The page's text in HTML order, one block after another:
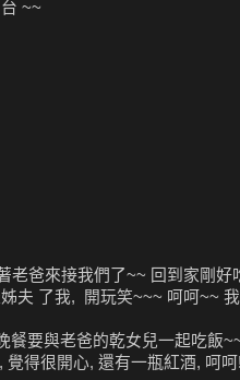
~~
老爸來接我們了~~ 回到家剛好
夫 了我, 開玩笑~~~ 呵呵~~
餐要與老爸的乾女兒一起吃飯
得很開心, 還有一瓶紅酒, 呵